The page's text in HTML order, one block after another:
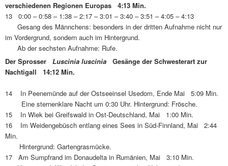
verschiedenen Regionen Europas 4:13 Min.
13 0:00 – 0:58 – 1:38 – 2:17 – 3:01 – 3:40 – 3:51 – 4:05 – 4:13
Gesang des Männchens: besonders in der dritten Aufnahme nicht nur
im Vordergrund, sondern auch im Hintergrund.
Ab der sechsten Aufnahme: Rufe.
Der Sprosser
Luscinia luscinia Gesänge der Schwesterart zur
Nachtigall 14:12 Min.
14 In Peenemünde auf der Ostseeinsel Usedom, Ende Mai 5:09 Min.
Eine sternenklare Nacht um 0:30 Uhr. Hintergrund: Frösche.
15 In Wiek bei Greifswald in Ost-Deutschland, Mai 1:00 Min.
16 Im Weidengebüsch entlang eines Sees in Süd-Finnland, Mai 2:44
Min.
Hintergrund: Gartengrasmücke.
17 Am Sumpfrand im Donaudelta in Rumänien, Mai 3:10 Min.